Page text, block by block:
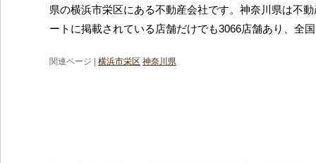
県の横浜市栄区にある不動産会社です。神奈川県は不
ートに掲載されている店舗だけでも3066店舗あり、全
関連ページ | 横浜市栄区 神奈川県